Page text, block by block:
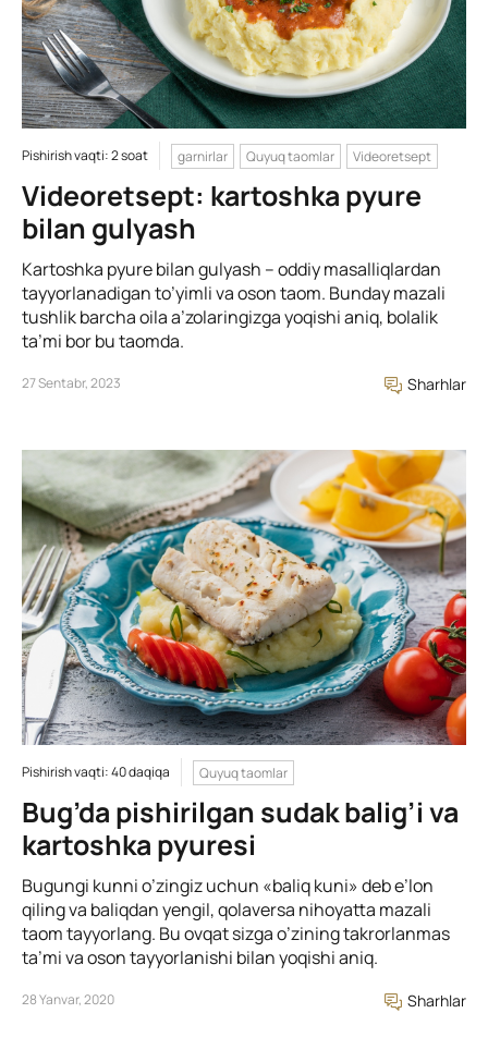
Pishirish vaqti: 2 soat garnirlar Quyuq taomlar Videoretsept
Videoretsept: kartoshka pyure
bilan gulyash
Kartoshka pyure bilan gulyash – oddiy masalliqlardan
tayyorlanadigan to’yimli va oson taom. Bunday mazali
tushlik barcha oila a’zolaringizga yoqishi aniq, bolalik
ta’mi bor bu taomda.
27 Sentabr, 2023 Sharhlar
Pishirish vaqti: 40 daqiqa Quyuq taomlar
Bug’da pishirilgan sudak balig’i va
kartoshka pyuresi
Bugungi kunni o’zingiz uchun «baliq kuni» deb e’lon
qiling va baliqdan yengil, qolaversa nihoyatta mazali
taom tayyorlang. Bu ovqat sizga o’zining takrorlanmas
ta’mi va oson tayyorlanishi bilan yoqishi aniq.
28 Yanvar, 2020 Sharhlar